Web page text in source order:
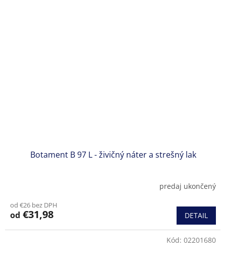
Botament B 97 L - živičný náter a strešný lak
predaj ukončený
od €26 bez DPH
od €31,98 DETAIL
Kód: 02201680